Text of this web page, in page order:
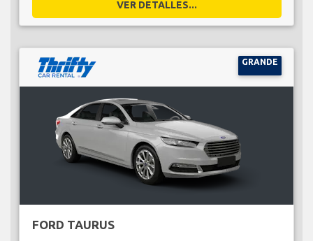
VER DETALLES...
GRANDE
FORD TAURUS